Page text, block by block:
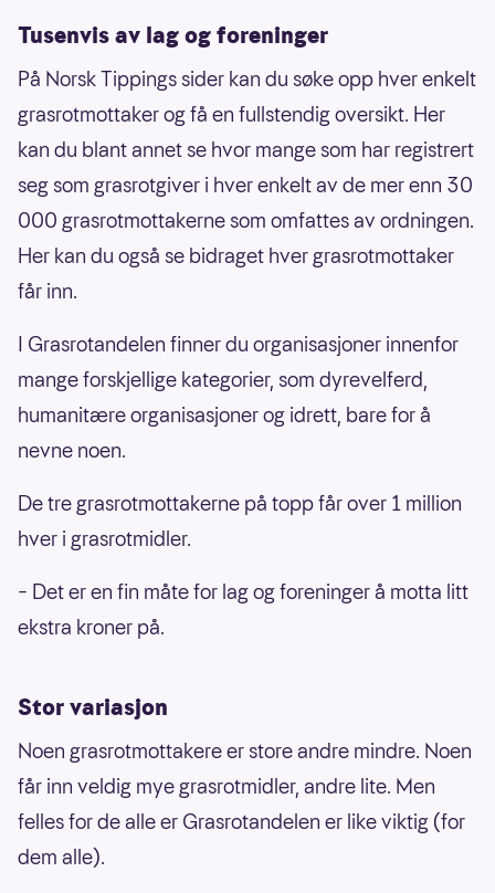
Tusenvis av lag og foreninger
På Norsk Tippings sider kan du søke opp hver enkelt
grasrotmottaker og få en fullstendig oversikt. Her
kan du blant annet se hvor mange som har registrert
seg som grasrotgiver i hver enkelt av de mer enn 30
000 grasrotmottakerne som omfattes av ordningen.
Her kan du også se bidraget hver grasrotmottaker
får inn.
I Grasrotandelen finner du organisasjoner innenfor
mange forskjellige kategorier, som dyrevelferd,
humanitære organisasjoner og idrett, bare for å
nevne noen.
De tre grasrotmottakerne på topp får over 1 million
hver i grasrotmidler.
– Det er en fin måte for lag og foreninger å motta litt
ekstra kroner på.
Stor variasjon
Noen grasrotmottakere er store andre mindre. Noen
får inn veldig mye grasrotmidler, andre lite. Men
felles for de alle er Grasrotandelen er like viktig (for
dem alle).